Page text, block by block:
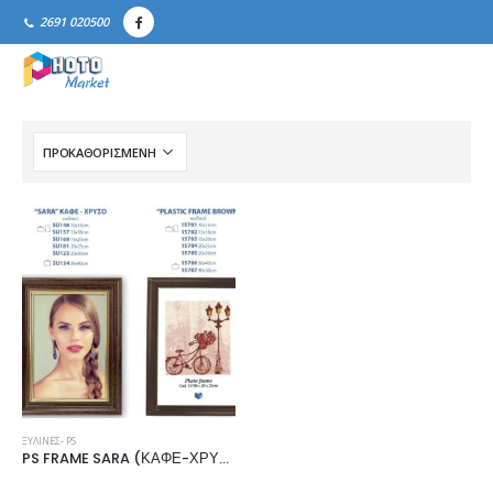
2691 020500
ΞΎΛΙΝΕΣ- PS
PS FRAME SARA (ΚΑΦΕ-ΧΡΥΣΟ) & BROWN